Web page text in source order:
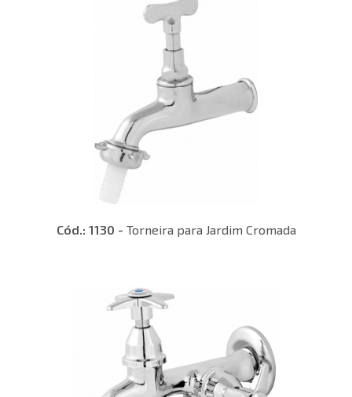
Cód.: 1130 - Torneira para Jardim Cromada